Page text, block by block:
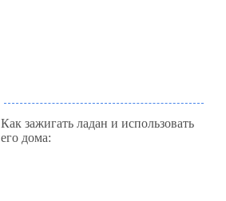
Как зажигать ладан и использовать
его дома: